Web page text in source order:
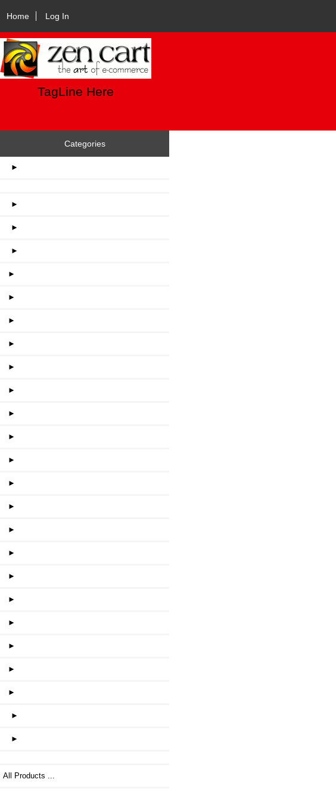
Home Log In
TagLine Here
Categories
►
►
►
►
►
►
►
►
►
►
►
►
►
►
►
►
►
►
►
►
►
►
►
►
►
All Products ...